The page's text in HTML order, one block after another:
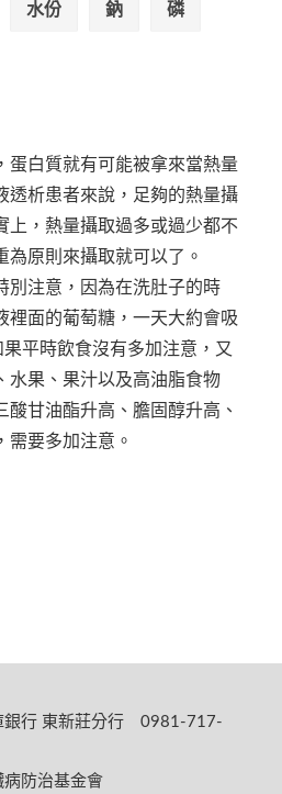
水份 鈉 磷
蛋白質就有可能被拿來當熱量
透析患者來說，足夠的熱量攝
上，熱量攝取過多或過少都不
為原則來攝取就可以了。
別注意，因為在洗肚子的時
裡面的葡萄糖，一天大約會吸
平時飲食沒有多加注意，又
水果、果汁以及高油脂食物
酸甘油酯升高、膽固醇升高、
需要多加注意。
銀行 東新莊分行 0981-717-
病防治基金會